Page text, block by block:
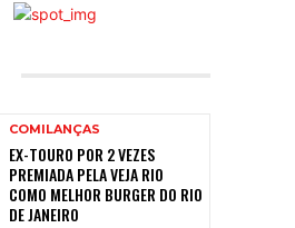
COMILANÇAS
EX-TOURO POR 2 VEZES
PREMIADA PELA VEJA RIO
COMO MELHOR BURGER DO RIO
DE JANEIRO